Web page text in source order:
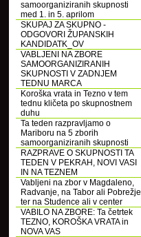
samoorganiziranih skupnosti
med 1. in 5. aprilom
SKUPAJ ZA SKUPNO -
ODGOVORI ŽUPANSKIH
KANDIDATK_OV
VABLJENI NA ZBORE
SAMOORGANIZIRANIH
SKUPNOSTI V ZADNJEM
TEDNU MARCA
Koroška vrata in Tezno v tem
tednu kličeta po skupnostnem
duhu
Ta teden razpravljamo o
Mariboru na 5 zborih
samoorganiziranih skupnosti
RAZPRAVE O SKUPNOSTI TA
TEDEN V PEKRAH, NOVI VASI
IN NA TEZNEM
Vabljeni na zbor v Magdaleno,
Radvanje, na Tabor ali Pobrežje
ter na Studence ali v center
VABILO NA ZBORE: Ta četrtek
TEZNO, KOROŠKA VRATA in
NOVA VAS